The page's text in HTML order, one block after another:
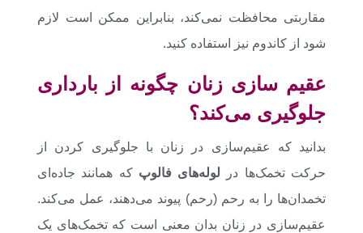
مقاربتی محافظت نمی‌کند، بنابراین ممکن است لازم
شود از کاندوم نیز استفاده کنید.
عقیم سازی زنان چگونه از بارداری
جلوگیری می‌کند؟
بدانید که عقیم‌سازی در زنان با جلوگیری کردن از
حرکت تخمک‌ها در
لوله‌های فالوپ که همانند جاده‌ای
تخمدان‌ها را به رحم (رحم) پیوند می‌دهند، عمل می‌کند.
عقیم‌سازی در زنان بدان معنی است که تخمک‌های یک